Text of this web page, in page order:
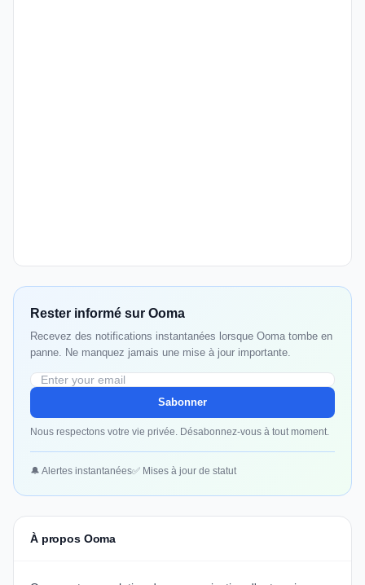
Rester informé sur Ooma
Recevez des notifications instantanées lorsque Ooma tombe en
panne. Ne manquez jamais une mise à jour importante.
Sabonner
Nous respectons votre vie privée. Désabonnez-vous à tout moment.
🔔 Alertes instantanées✅ Mises à jour de statut
À propos Ooma